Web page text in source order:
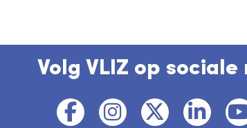
Volg VLIZ op sociale